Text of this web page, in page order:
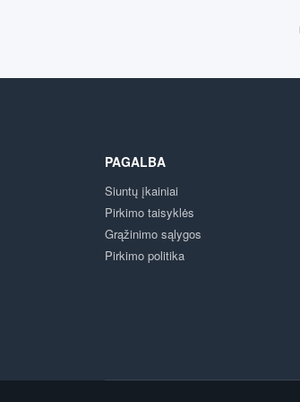
PAGALBA
Siuntų įkainiai
Pirkimo taisyklės
Grąžinimo sąlygos
Pirkimo politika